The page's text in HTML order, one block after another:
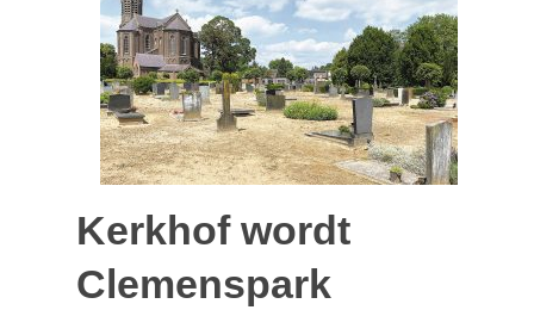
Kerkhof wordt
Clemenspark